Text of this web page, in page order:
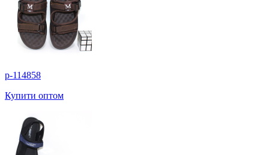
p-114858
Купити оптом